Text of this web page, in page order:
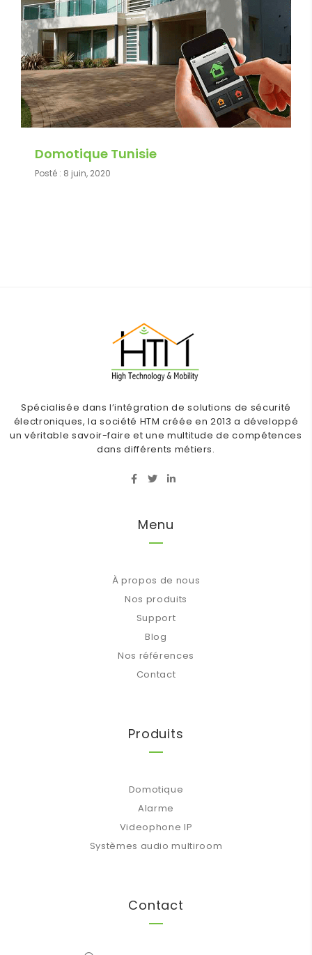
Domotique Tunisie
Posté : 8 juin, 2020
Spécialisée dans l’intégration de solutions de sécurité
électroniques, la société HTM créée en 2013 a développé
un véritable savoir-faire et une multitude de compétences
dans différents métiers.
Menu
À propos de nous
Nos produits
Support
Blog
Nos références
Contact
Produits
Domotique
Alarme
Videophone IP
Systèmes audio multiroom
Contact